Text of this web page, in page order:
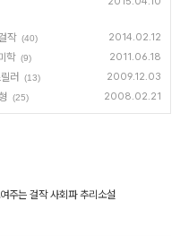
작 (40) 2014.02.12
학 (9) 2011.06.18
러 (13) 2009.12.03
(25) 2008.02.21
주는 걸작 사회파 추리소설